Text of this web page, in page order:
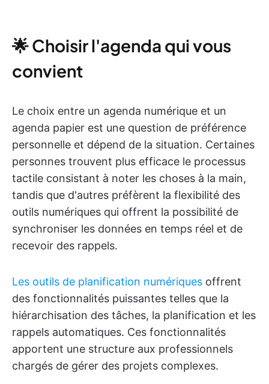
🌟 Choisir l'agenda qui vous
convient
Le choix entre un agenda numérique et un
agenda papier est une question de préférence
personnelle et dépend de la situation. Certaines
personnes trouvent plus efficace le processus
tactile consistant à noter les choses à la main,
tandis que d'autres préfèrent la flexibilité des
outils numériques qui offrent la possibilité de
synchroniser les données en temps réel et de
recevoir des rappels.
Les outils de planification numériques offrent
des fonctionnalités puissantes telles que la
hiérarchisation des tâches, la planification et les
rappels automatiques. Ces fonctionnalités
apportent une structure aux professionnels
chargés de gérer des projets complexes.